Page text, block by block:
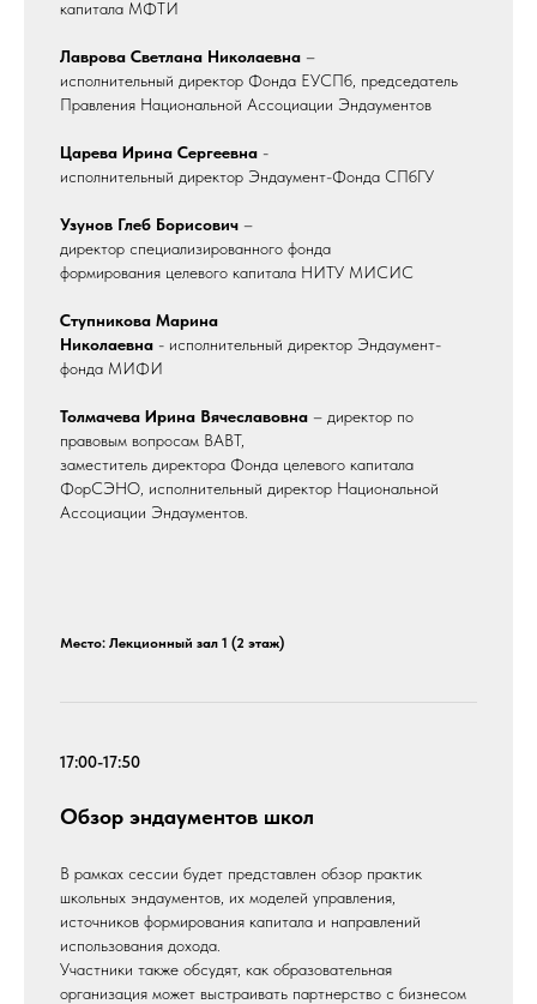
капитала МФТИ
Лаврова Светлана Николаевна –
исполнительный директор Фонда ЕУСПб, председатель
Правления Национальной Ассоциации Эндаументов
Царева Ирина Сергеевна -
исполнительный директор Эндаумент-Фонда СПбГУ
Узунов Глеб Борисович –
директор специализированного фонда
формирования целевого капитала НИТУ МИСИС
Ступникова Марина
Николаевна - исполнительный директор Эндаумент-
фонда МИФИ
Толмачева Ирина Вячеславовна – директор по
правовым вопросам ВАВТ,
заместитель директора Фонда целевого капитала
ФорСЭНО, исполнительный директор Национальной
Ассоциации Эндаументов.
Место: Лекционный зал 1 (2 этаж)
17:00-17:50
Обзор эндаументов школ
В рамках сессии будет представлен обзор практик
школьных эндаументов, их моделей управления,
источников формирования капитала и направлений
использования дохода.
Участники также обсудят, как образовательная
организация может выстраивать партнерство с бизнесом